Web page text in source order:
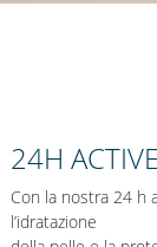
24H
Con la nostra 24 h
l’idratazione